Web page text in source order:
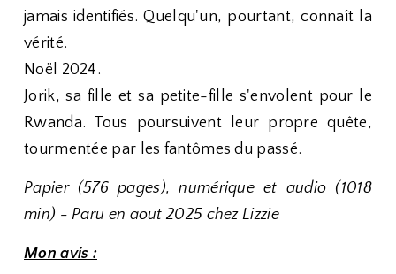
jamais identifiés. Quelqu'un, pourtant, connaît la
vérité.
Noël 2024.
Jorik, sa fille et sa petite-fille s'envolent pour le
Rwanda. Tous poursuivent leur propre quête,
tourmentée par les fantômes du passé.
Papier (576 pages), numérique et audio (1018
min) - Paru en aout 2025 chez Lizzie
Mon avis :